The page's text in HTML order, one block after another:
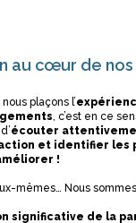
au cœur de
plaçons l’
, c’est en ce
écouter
et identifier les
!
mêmes… Nous
significative de la